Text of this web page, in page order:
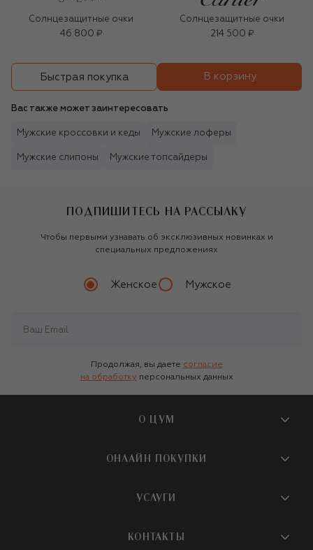
Солнцезащитные очки
46 800 ₽
Солнцезащитные очки
214 500 ₽
Быстрая покупка В корзину
Вас также может заинтересовать
Мужские кроссовки и кеды Мужские лоферы
Мужские слипоны Мужские топсайдеры
ПОДПИШИТЕСЬ НА РАССЫЛКУ
Чтобы первыми узнавать об эксклюзивных новинках и
специальных предложениях
Женское Мужское
Продолжая, вы даете согласие
на обработку персональных данных
О ЦУМ
О магазине
Бутики и ПВЗ ЦУМ
ОНЛАЙН ПОКУПКИ
Доставка
УСЛУГИ
КОНТАКТЫ